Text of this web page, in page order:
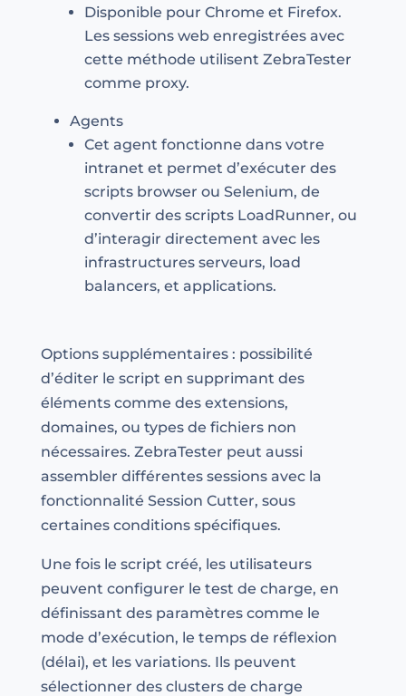
Disponible pour Chrome et Firefox.
Les sessions web enregistrées avec
cette méthode utilisent ZebraTester
comme proxy.
Agents
Cet agent fonctionne dans votre
intranet et permet d’exécuter des
scripts browser ou Selenium, de
convertir des scripts LoadRunner, ou
d’interagir directement avec les
infrastructures serveurs, load
balancers, et applications.
Options supplémentaires : possibilité
d’éditer le script en supprimant des
éléments comme des extensions,
domaines, ou types de fichiers non
nécessaires. ZebraTester peut aussi
assembler différentes sessions avec la
fonctionnalité Session Cutter, sous
certaines conditions spécifiques.
Une fois le script créé, les utilisateurs
peuvent configurer le test de charge, en
définissant des paramètres comme le
mode d’exécution, le temps de réflexion
(délai), et les variations. Ils peuvent
sélectionner des clusters de charge